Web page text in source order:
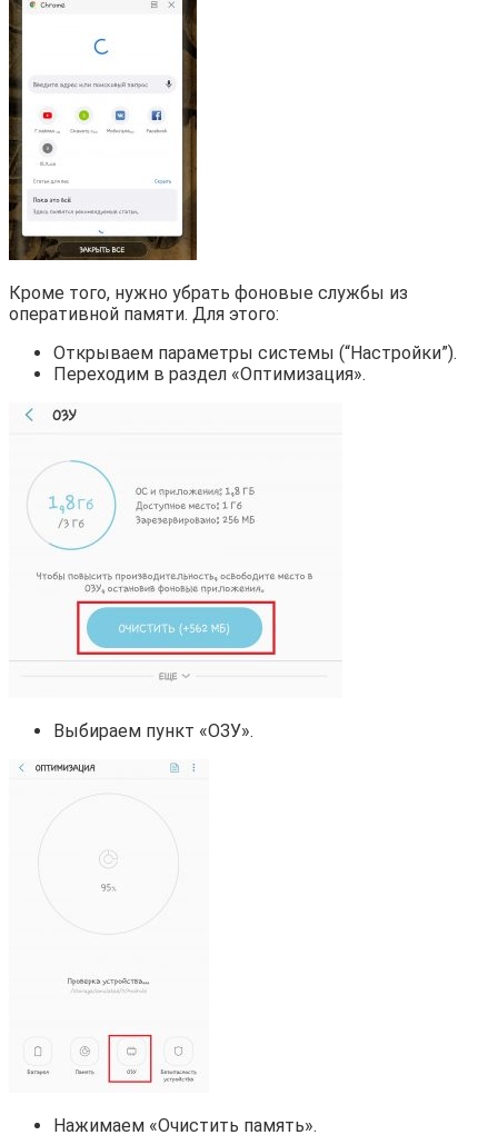
Кроме того, нужно убрать фоновые службы из
оперативной памяти. Для этого:
Открываем параметры системы (“Настройки”).
Переходим в раздел «Оптимизация».
Выбираем пункт «ОЗУ».
Нажимаем «Очистить память».